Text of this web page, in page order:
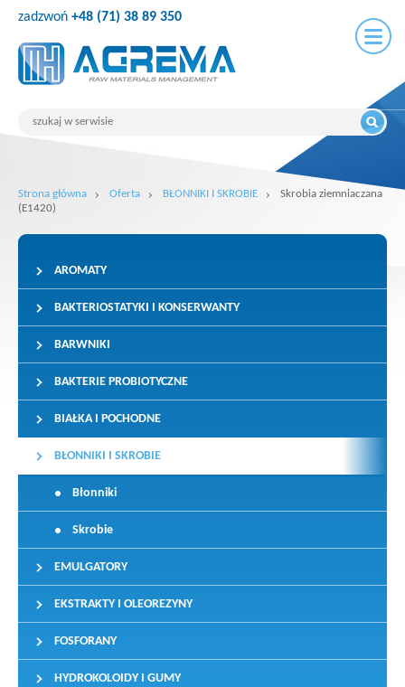
zadzwoń +48 (71) 38 89 350
Strona główna Oferta BŁONNIKI I SKROBIE
Skrobia ziemniaczana
(E1420)
AROMATY
BAKTERIOSTATYKI I KONSERWANTY
BARWNIKI
BAKTERIE PROBIOTYCZNE
BIAŁKA I POCHODNE
BŁONNIKI I SKROBIE
Błonniki
Skrobie
EMULGATORY
EKSTRAKTY I OLEOREZYNY
FOSFORANY
HYDROKOLOIDY I GUMY